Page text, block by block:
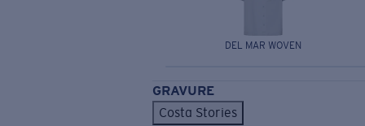
DEL MAR WOVEN
GRAVURE
Costa Stories